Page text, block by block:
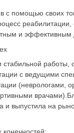
с помощью своих
реабилитации,
и эффективным
работы,
с ведущими
(неврологами,
и выпустила на